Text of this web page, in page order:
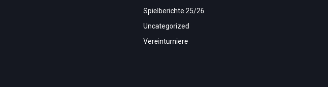
Spielberichte 25/26
Uncategorized
Vereinturniere